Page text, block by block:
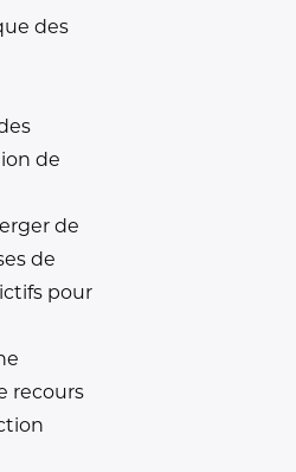
des
de
de
de
pour
recours